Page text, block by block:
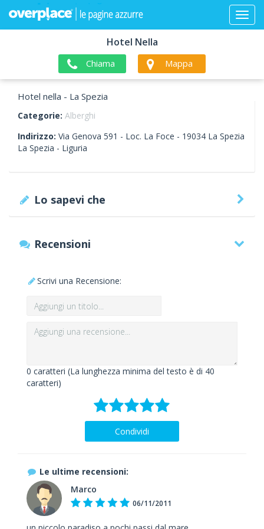
Hotel Nella
Chiama Mappa
Hotel nella - La Spezia
Categorie: Alberghi
Indirizzo: Via Genova 591 - Loc. La Foce - 19034 La Spezia
La Spezia - Liguria
Lo sapevi che
Recensioni
Scrivi una Recensione:
0 caratteri (La lunghezza minima del testo è di 40
caratteri)
Condividi
Le ultime recensioni:
Marco
06/11/2011